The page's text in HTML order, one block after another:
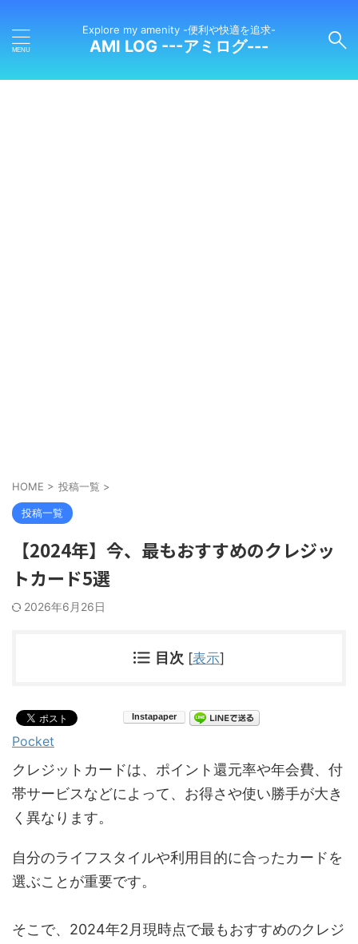
Explore my amenity -便利や快適を追求-
AMI LOG ---アミログ---
HOME > 投稿一覧 >
投稿一覧
【2024年】今、最もおすすめのクレジッ
トカード5選
2026年6月26日
目次 [表示]
Pocket
クレジットカードは、ポイント還元率や年会費、付
帯サービスなどによって、お得さや使い勝手が大き
く異なります。
自分のライフスタイルや利用目的に合ったカードを
選ぶことが重要です。
そこで、2024年2月現時点で最もおすすめのクレジ